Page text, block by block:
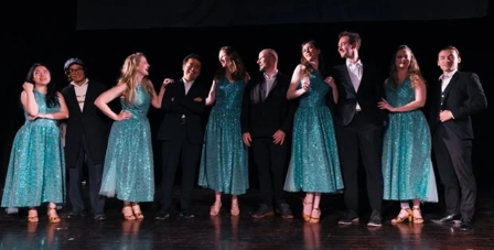
VIAJES
PUENTE DE AMISTAD
HISTORIAS MULTIMEDIA
FOTOGRAFÍA